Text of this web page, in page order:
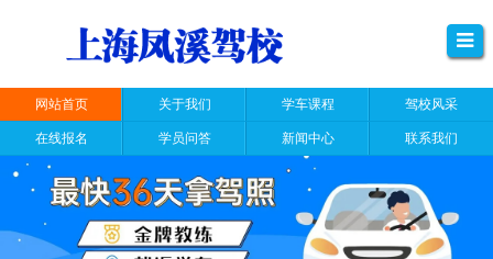
网站首页 关于我们 学车课程 驾校风采
在线报名 学员问答 新闻中心 联系我们